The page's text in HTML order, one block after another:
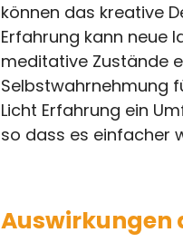
können das kreative
Erfahrung kann neue
meditative Zustände
Selbstwahrnehmung
Licht Erfahrung ein
so dass es einfacher
Auswirkungen